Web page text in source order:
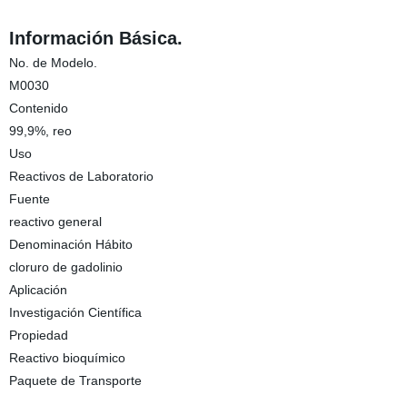
Información Básica.
No. de Modelo.
M0030
Contenido
99,9%, reo
Uso
Reactivos de Laboratorio
Fuente
reactivo general
Denominación Hábito
cloruro de gadolinio
Aplicación
Investigación Científica
Propiedad
Reactivo bioquímico
Paquete de Transporte